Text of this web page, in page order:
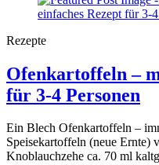
2026
Rezepte
Ofenkartoffeln –
für 3-4 Personen
Ein Blech Ofenkartoffeln –
Speisekartoffeln (neue Ernte)
Knoblauchzehe ca. 70 ml